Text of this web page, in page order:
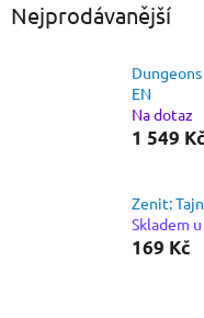
Nejprodávanější
EN
Na dotaz
1 549 Kč
Zenit:
Skladem
169 Kč